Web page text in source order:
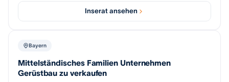
Inserat ansehen
Bayern
Mittelständisches Familien Unternehmen
Gerüstbau zu verkaufen